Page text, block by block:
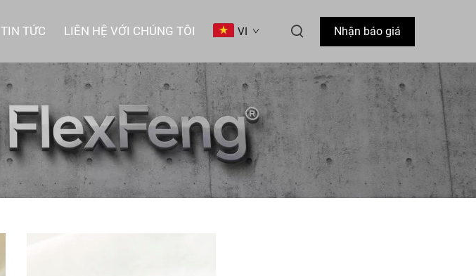
TIN TỨC LIÊN HỆ VỚI CHÚNG TÔI VI Nhận báo giá